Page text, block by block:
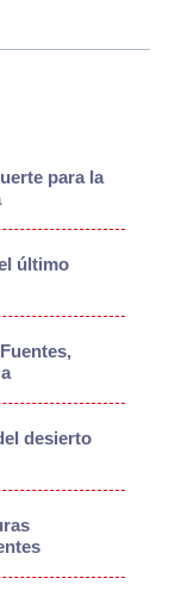
para la
último
desierto